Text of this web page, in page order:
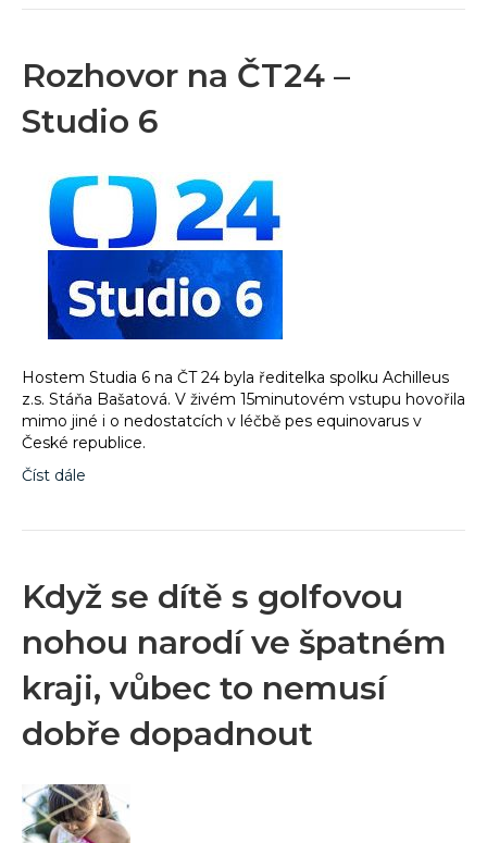
Rozhovor na ČT24 –
Studio 6
Hostem Studia 6 na ČT 24 byla ředitelka spolku Achilleus
z.s. Stáňa Bašatová. V živém 15minutovém vstupu hovořila
mimo jiné i o nedostatcích v léčbě pes equinovarus v
České republice.
Číst dále
Když se dítě s golfovou
nohou narodí ve špatném
kraji, vůbec to nemusí
dobře dopadnout